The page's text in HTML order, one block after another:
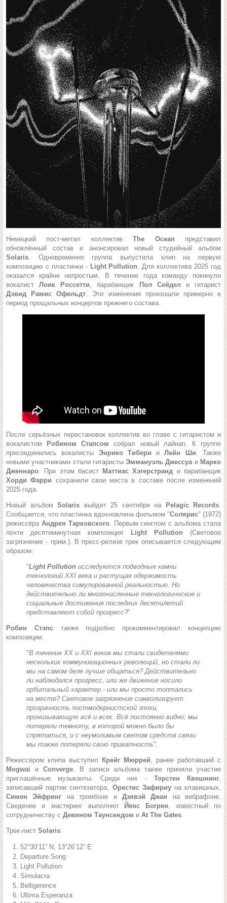
Немецкий пост-метал коллективThe Ocean
представил
обновлённый состав и анонсировал новый студийный альбом
Solaris. Одновременно группа выпустила клип на первую
композицию с пластинки - Light Pollution. Для коллектива 2025 год
оказался крайне непростым. В течение года команду покинули
вокалистЛоик Россетти, барабанщик Пол Сейдели гитарист
Дэвид Рамис Офельдт. Эти изменения произошли примерно в
период прощальных концертов прежнего состава.
После серьёзных перестановок коллектив во главе с гитаристом и
вокалистом
Робином Стапсом собрал новый лайнап. К группе
присоединились вокалисты Энрико Тибери иЛейн Ши. Также
новыми участниками стали гитаристыЭммануэль Джессуаи Марко
Дженнаро. При этом басист Маттиас Хэгерстранд и барабанщик
Хорди Фарри сохранили свои места в составе после изменений
2025 года.
Новый альбом Solaris выйдет 25 сентября на Pelagic Records.
Сообщается, что пластинка вдохновлена фильмом "Солярис" (1972)
режиссёра Андрея Тарковского. Первым синглом с альбома стала
почти десятиминутная композиция
Light Pollution (Световое
загрязнение - прим.). В пресс-релизе трек описывается следующим
образом:
"Light Pollution исследуются подводные камни
технологий XXI века и растущая одержимость
человечества симулированной реальностью. Но
действительно ли многочисленные технологические и
социальные достижения последних десятилетий
представляют собой прогресс?"
Робин Стэпстакже подробно прокомментировал концепцию
композиции:
"В течение XX и XXI веков мы стали свидетелями
нескольких коммуникационных революций, но стали ли
мы на самом деле лучше общаться? Действительно
ли наблюдался прогресс, или же движение носило
орбитальный характер - или мы просто топтались
на месте? Световое загрязнение символизирует
прозрачность постмодернистской эпохи,
пронизывающую всё и всех. Всё постоянно видно; мы
потеряли темноту, в которой можно было бы
спрятаться, и с неумолимым светом средств связи
мы также потеряли свою приватность".
Режиссёром клипа выступил Крейг Мюррей, ранее работавший с
Mogwai
и Converge. В записи альбома также приняли участие
приглашённые музыканты. Среди них - Торстен Квешнинг,
записавший партии синтезатора, Орестис Зафириуна клавишных,
Симен Эйфринг на тромбоне и Дзявэй Джан на вибрафоне.
Сведение и мастеринг выполнил
Йенс Богрен, известный по
сотрудничеству с Девином Таунсендом и At The Gates.
Трек-лист Solaris:
52°30’11” N, 13°26’12“ E
Departure Song
Light Pollution
Simulacra
Belligerence
Ultima Esperanza